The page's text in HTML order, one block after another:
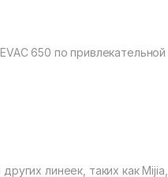
650 по
линеек, таких как